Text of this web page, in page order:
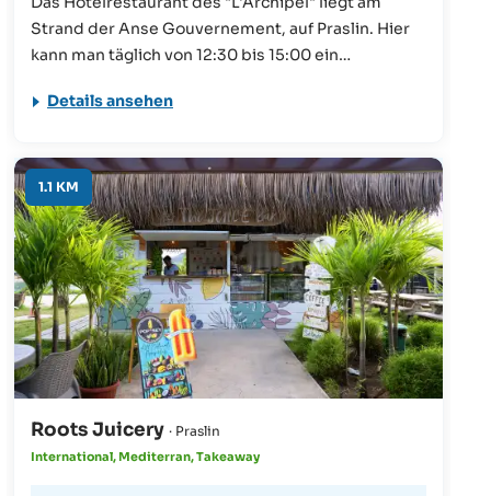
Strand der Anse Gouvernement, auf Praslin. Hier
kann man täglich von 12:30 bis 15:00 ein
Buffet genießen. Das vorzügliche a la carte-
angeboten. Herren werden gebeten, nach 19 Uhr
lange Hosen zu tragen.
Details ansehen
1.1 KM
Roots Juicery · Praslin
International, Mediterran, Takeaway